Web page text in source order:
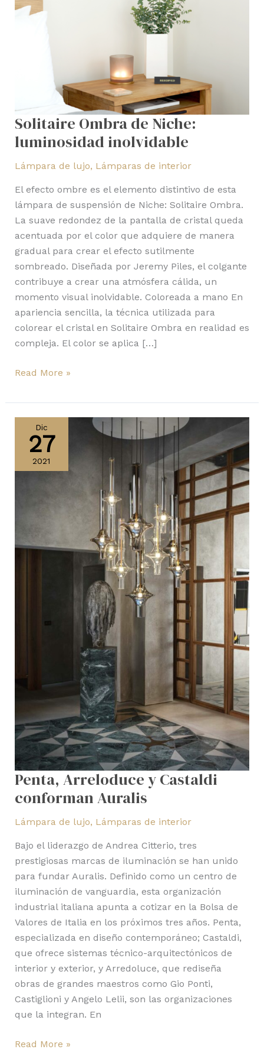
Solitaire Ombra de Niche:
luminosidad inolvidable
Lámpara de lujo, Lámparas de interior
El efecto ombre es el elemento distintivo de esta
lámpara de suspensión de Niche: Solitaire Ombra.
La suave redondez de la pantalla de cristal queda
acentuada por el color que adquiere de manera
gradual para crear el efecto sutilmente
sombreado. Diseñada por Jeremy Piles, el colgante
contribuye a crear una atmósfera cálida, un
momento visual inolvidable. Coloreada a mano En
apariencia sencilla, la técnica utilizada para
colorear el cristal en Solitaire Ombra en realidad es
compleja. El color se aplica […]
Read More »
Dic
27
2021
Penta, Arreloduce y Castaldi
conforman Auralis
Lámpara de lujo, Lámparas de interior
Bajo el liderazgo de Andrea Citterio, tres
prestigiosas marcas de iluminación se han unido
para fundar Auralis. Definido como un centro de
iluminación de vanguardia, esta organización
industrial italiana apunta a cotizar en la Bolsa de
Valores de Italia en los próximos tres años. Penta,
especializada en diseño contemporáneo; Castaldi,
que ofrece sistemas técnico-arquitectónicos de
interior y exterior, y Arredoluce, que rediseña
obras de grandes maestros como Gio Ponti,
Castiglioni y Angelo Lelii, son las organizaciones
que la integran. En
Arreloduce
Castaldi
conforman
Read More »